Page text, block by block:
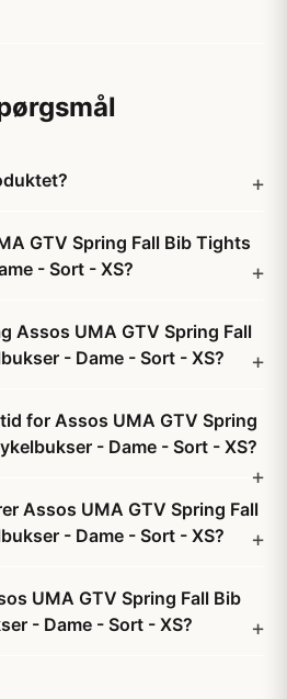
GTV Spring Fall Bib Tights
- Sort - XS?
Assos UMA GTV Spring Fall
- Dame - Sort - XS?
for Assos UMA GTV Spring
- Dame - Sort - XS?
Assos UMA GTV Spring Fall
- Dame - Sort - XS?
UMA GTV Spring Fall Bib
- Dame - Sort - XS?